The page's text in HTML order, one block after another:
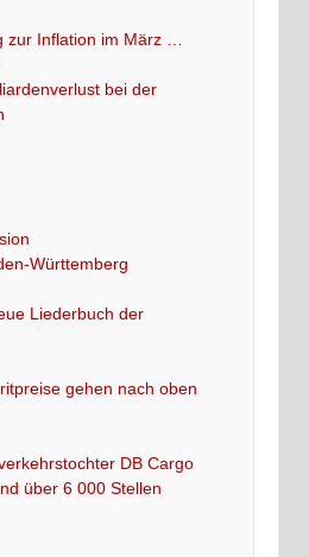
zur Inflation im März …
bei der
Württemberg
Liederbuch der
gehen nach oben
DB Cargo
über 6 000 Stellen